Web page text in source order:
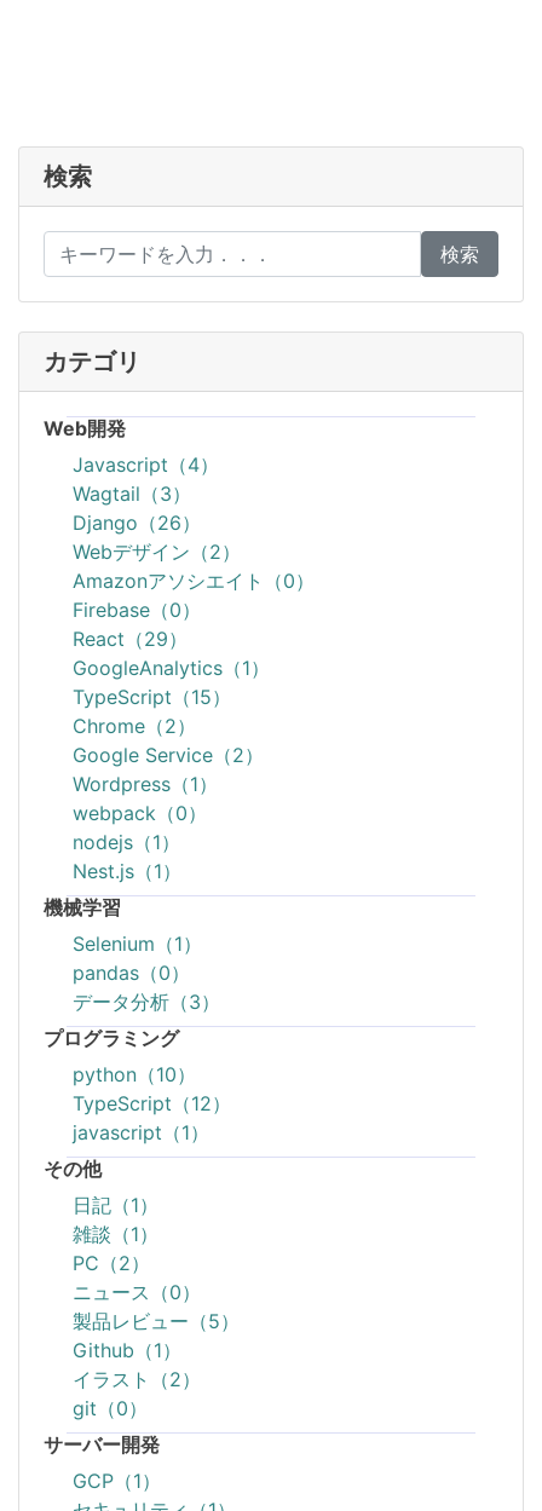
検索
検索
カテゴリ
Web開発
Javascript（4）
Wagtail（3）
Django（26）
Webデザイン（2）
Amazonアソシエイト（0）
Firebase（0）
React（29）
GoogleAnalytics（1）
TypeScript（15）
Chrome（2）
Google Service（2）
Wordpress（1）
webpack（0）
nodejs（1）
Nest.js（1）
機械学習
Selenium（1）
pandas（0）
データ分析（3）
プログラミング
python（10）
TypeScript（12）
javascript（1）
その他
日記（1）
雑談（1）
PC（2）
ニュース（0）
製品レビュー（5）
Github（1）
イラスト（2）
git（0）
サーバー開発
GCP（1）